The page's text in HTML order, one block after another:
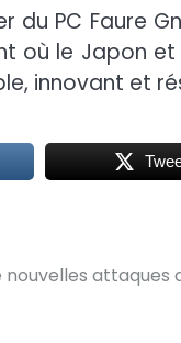
du PC Faure
le Japon et
innovant et
nouvelles attaques